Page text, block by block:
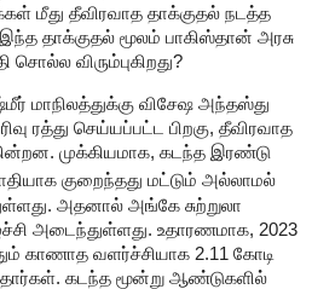
மீது தீவிரவாத தாக்குதல் நடத்த
இந்த தாக்குதல் மூலம் பாகிஸ்தான் அரசு
விரும்புகிறது?
மாநிலத்துக்கு விசேஷ அந்தஸ்து
ரத்து செய்யப்பட்ட பிறகு, தீவிரவாத
முக்கியமாக, கடந்த இரண்டு
குறைந்தது மட்டும் அல்லாமல்
அதனால் அங்கே சுற்றுலா
அடைந்துள்ளது. உதாரணமாக, 2023
காணாத வளர்ச்சியாக 2.11 கோடி
கடந்த மூன்று ஆண்டுகளில்